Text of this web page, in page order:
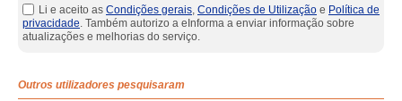
Li e aceito as Condições gerais, Condições de Utilização e Política de
privacidade. Também autorizo a eInforma a enviar informação sobre
atualizações e melhorias do serviço.
Outros utilizadores pesquisaram